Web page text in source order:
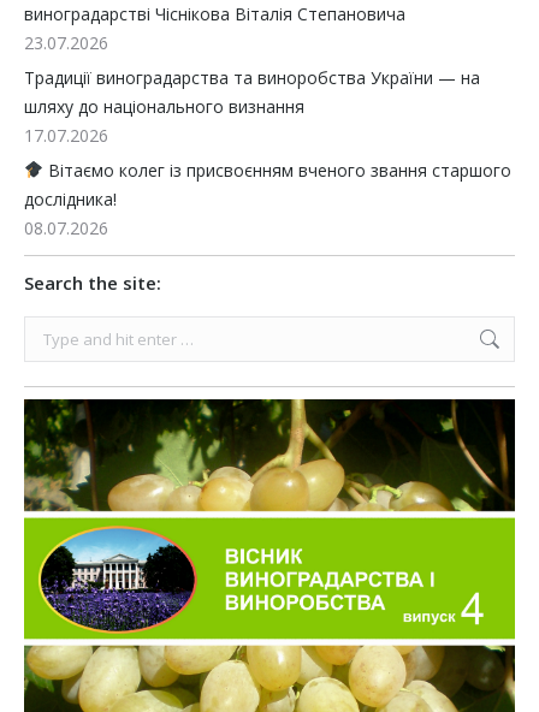
виноградарстві Чіснікова Віталія Степановича
23.07.2026
Традиції виноградарства та виноробства України — на
шляху до національного визнання
17.07.2026
Вітаємо колег із присвоєнням вченого звання старшого
дослідника!
08.07.2026
Search the site: